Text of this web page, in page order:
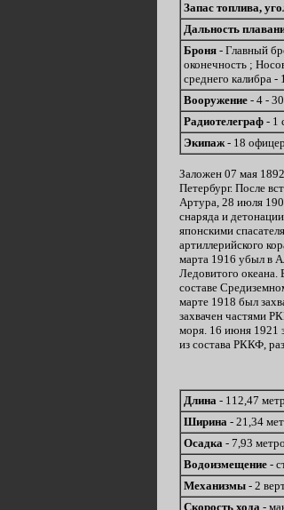
Запас топлива,
Дальность
Броня - Главный
оконечность ;
среднего калибра
Вооружение - 4 -
Радиотелеграф - 1
Экипаж- 18
Заложен 07 мая
Петербург. После
Артура, 28 июля
снаряда и
японскими
артиллерийского
марта 1916 убыл в
Ледовитого океана.
составе
марте 1918 был
захвачен частями
моря. 16 июня 1921
из состава РККФ,
Длина - 112,47
Ширина - 21,34
Осадка - 7,93
Водоизмещение -
Механизмы - 2
Скорость хода -